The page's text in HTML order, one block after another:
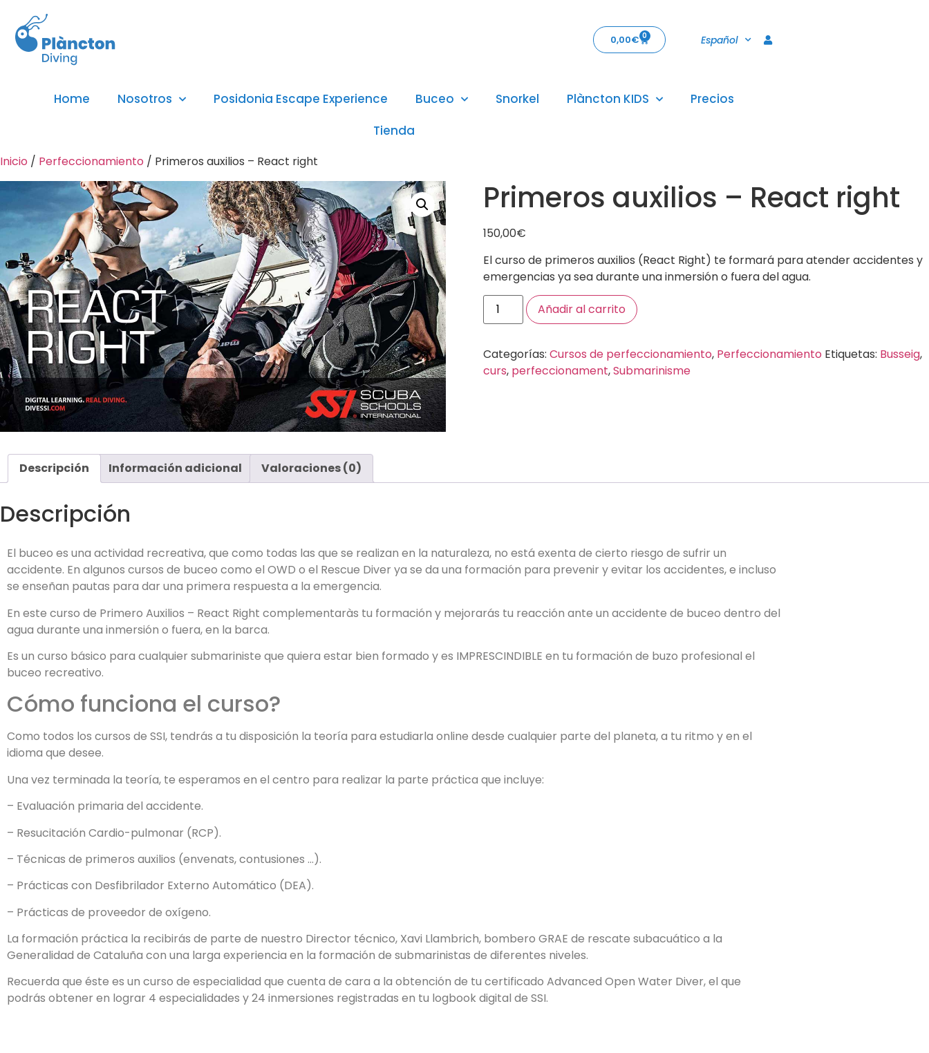
0,00€ 0 Español
Home Nosotros Posidonia Escape Experience Buceo Snorkel Plàncton KIDS
Precios
Tienda
Inicio / Perfeccionamiento / Primeros auxilios – React right
Primeros auxilios – React right
150,00€
El curso de primeros auxilios (React Right) te formará para atender accidentes y
emergencias ya sea durante una inmersión o fuera del agua.
Añadir al carrito
Categorías: Cursos de perfeccionamiento, Perfeccionamiento Etiquetas: Busseig,
curs, perfeccionament,Submarinisme
Descripción Información adicional Valoraciones (0)
Descripción
El buceo es una actividad recreativa, que como todas las que se realizan en la naturaleza, no está exenta de cierto riesgo de sufrir un
accidente. En algunos cursos de buceo como el OWD o el Rescue Diver ya se da una formación para prevenir y evitar los accidentes, e incluso
se enseñan pautas para dar una primera respuesta a la emergencia.
En este curso de Primero Auxilios – React Right complementaràs tu formación y mejorarás tu reacción ante un accidente de buceo dentro del
agua durante una inmersión o fuera, en la barca.
Es un curso básico para cualquier submariniste que quiera estar bien formado y es IMPRESCINDIBLE en tu formación de buzo profesional el
buceo recreativo.
Cómo funciona el curso?
Como todos los cursos de SSI, tendrás a tu disposición la teoría para estudiarla online desde cualquier parte del planeta, a tu ritmo y en el
idioma que desee.
Una vez terminada la teoría, te esperamos en el centro para realizar la parte práctica que incluye:
– Evaluación primaria del accidente.
– Resucitación Cardio-pulmonar (RCP).
– Técnicas de primeros auxilios (envenats, contusiones …).
– Prácticas con Desfibrilador Externo Automático (DEA).
– Prácticas de proveedor de oxígeno.
La formación práctica la recibirás de parte de nuestro Director técnico, Xavi Llambrich, bombero GRAE de rescate subacuático a la
Generalidad de Cataluña con una larga experiencia en la formación de submarinistas de diferentes niveles.
Recuerda que éste es un curso de especialidad que cuenta de cara a la obtención de tu certificado Advanced Open Water Diver, el que
podrás obtener en lograr 4 especialidades y 24 inmersiones registradas en tu logbook digital de SSI.